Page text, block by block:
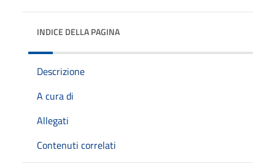
INDICE DELLA PAGINA
Descrizione
A cura di
Allegati
Contenuti correlati